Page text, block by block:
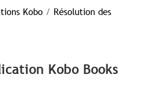
Kobo / Résolution des
Kobo Books